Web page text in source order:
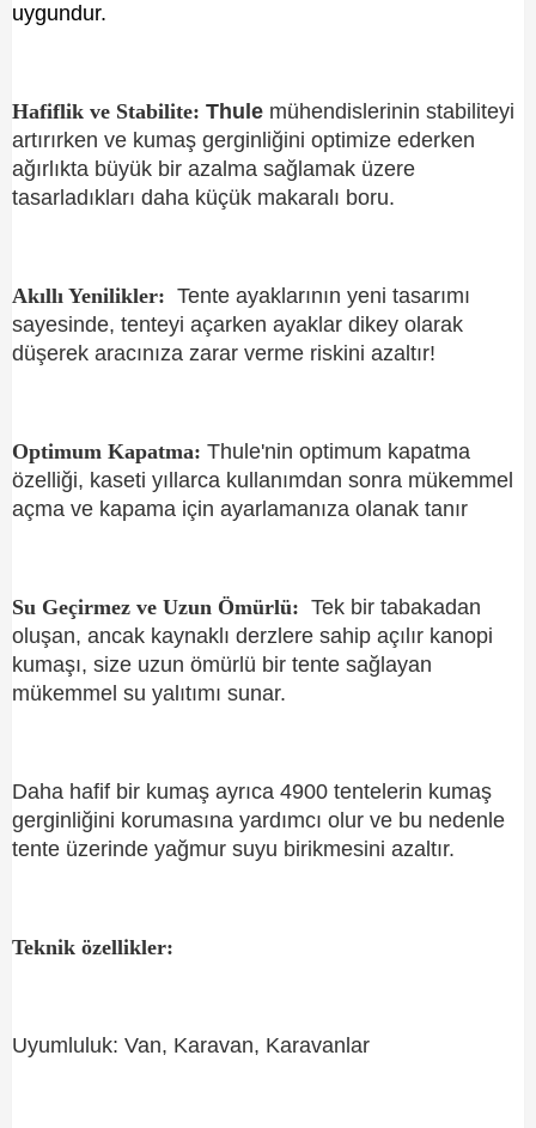
uygundur.
Hafiflik ve Stabilite: Thule mühendislerinin stabiliteyi
artırırken ve kumaş gerginliğini optimize ederken
ağırlıkta büyük bir azalma sağlamak üzere
tasarladıkları daha küçük makaralı boru.
Akıllı Yenilikler: Tente ayaklarının yeni tasarımı
sayesinde, tenteyi açarken ayaklar dikey olarak
düşerek aracınıza zarar verme riskini azaltır!
Optimum Kapatma: Thule'nin optimum kapatma
özelliği, kaseti yıllarca kullanımdan sonra mükemmel
açma ve kapama için ayarlamanıza olanak tanır
Su Geçirmez ve Uzun Ömürlü: Tek bir tabakadan
oluşan, ancak kaynaklı derzlere sahip açılır kanopi
kumaşı, size uzun ömürlü bir tente sağlayan
mükemmel su yalıtımı sunar.
Daha hafif bir kumaş ayrıca 4900 tentelerin kumaş
gerginliğini korumasına yardımcı olur ve bu nedenle
tente üzerinde yağmur suyu birikmesini azaltır.
Teknik özellikler:
Uyumluluk: Van, Karavan, Karavanlar